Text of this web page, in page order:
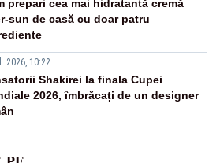
prepari cea mai hidratantă cremă
sun de casă cu doar patru
2026, 10:22
Shakirei la finala Cupei
2026, îmbrăcați de un designer